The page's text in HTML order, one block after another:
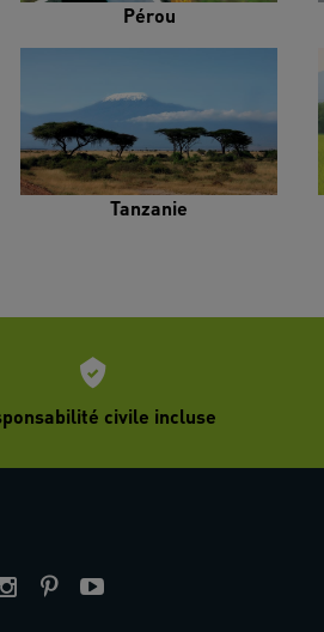
Pérou
Tanzanie
civile incluse